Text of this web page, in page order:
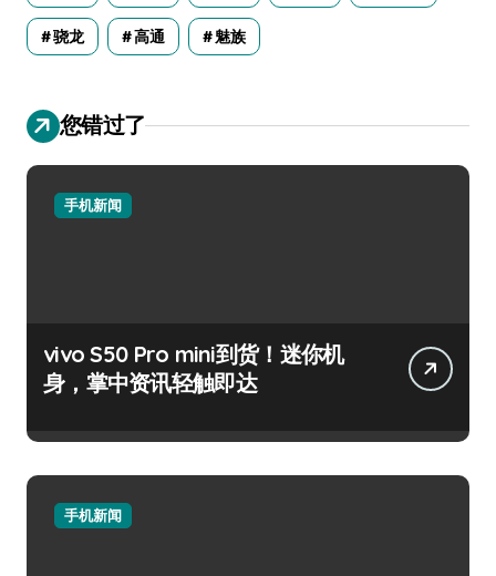
骁龙 高通 魅族
您错过了
手机新闻
vivo S50 Pro mini到货！迷你机
身，掌中资讯轻触即达
手机新闻